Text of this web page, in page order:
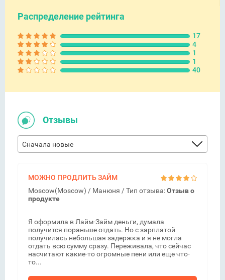
Распределение рейтинга
17
4
1
1
40
Отзывы
Сначала новые
МОЖНО ПРОДЛИТЬ ЗАЙМ
Moscow(Moscow) / Манюня / Тип отзыва:Отзыв о
продукте
Я оформила в Лайм-Займ деньги, думала
получится пораньше отдать. Но с зарплатой
получилась небольшая задержка и я не могла
отдать всю сумму сразу. Переживала, что сейчас
насчитают какие-то огромные пени или еще что-
то...